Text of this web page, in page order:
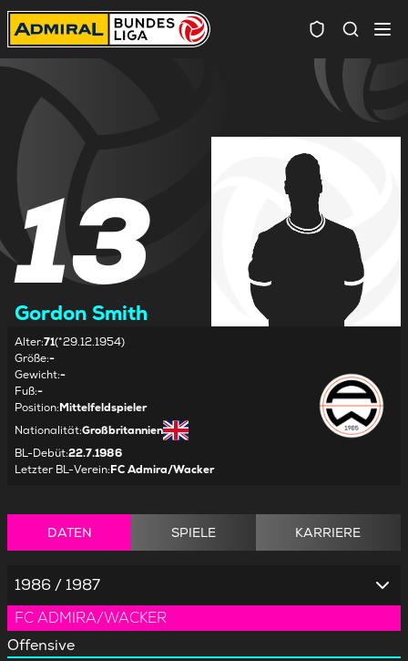
13
Gordon Smith
Alter:71(*29.12.1954)
Größe:-
Gewicht:-
Fuß:-
Position:Mittelfeldspieler
Nationalität:Großbritannien
BL-Debüt:22.7.1986
Letzter BL-Verein:FC Admira/Wacker
DATEN SPIELE KARRIERE
1986 / 1987
FC ADMIRA/WACKER
Offensive